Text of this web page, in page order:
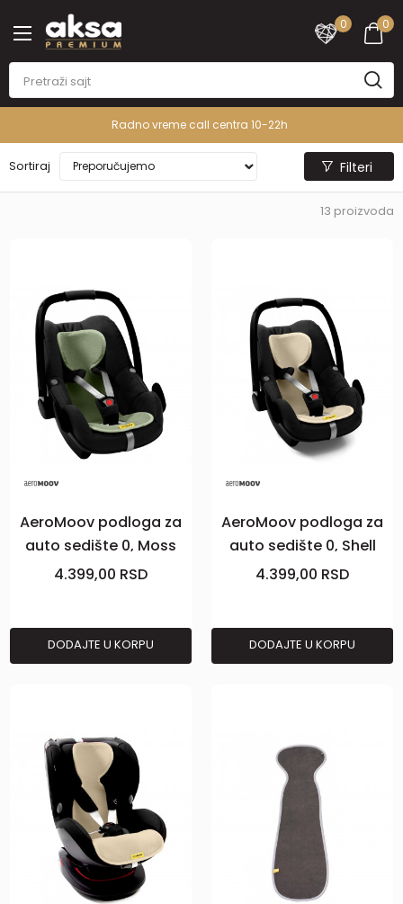
0
0
Radno vreme call centra 10-22h
Sortiraj Filteri
13 proizvoda
AeroMoov podloga za
auto sedište 0, Moss
4.399,00 RSD
DODAJTE U KORPU
AeroMoov podloga za
auto sedište 0, Shell
4.399,00 RSD
DODAJTE U KORPU